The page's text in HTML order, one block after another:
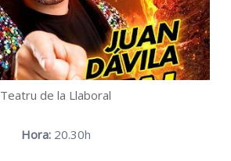
Teatru de la Llaboral
Hora:20.30h